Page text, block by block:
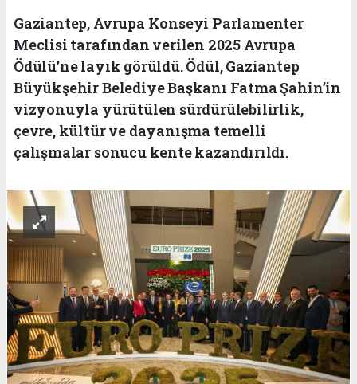
Gaziantep, Avrupa Konseyi Parlamenter
Meclisi tarafından verilen 2025 Avrupa
Ödülü’ne layık görüldü. Ödül, Gaziantep
Büyükşehir Belediye Başkanı Fatma Şahin’in
vizyonuyla yürütülen sürdürülebilirlik,
çevre, kültür ve dayanışma temelli
çalışmalar sonucu kente kazandırıldı.